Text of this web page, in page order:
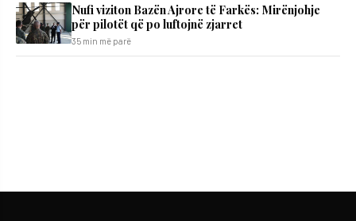
Nufi viziton Bazën Ajrore të Farkës: Mirënjohje
për pilotët që po luftojnë zjarret
35 min më parë